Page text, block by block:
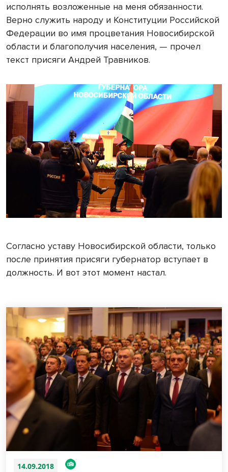
исполнять возложенные на меня обязанности.
Верно служить народу и Конституции Российской
Федерации во имя процветания Новосибирской
области и благополучия населения, — прочел
текст присяги Андрей Травников.
Согласно уставу Новосибирской области, только
после принятия присяги губернатор вступает в
должность. И вот этот момент настал.
14.09.2018